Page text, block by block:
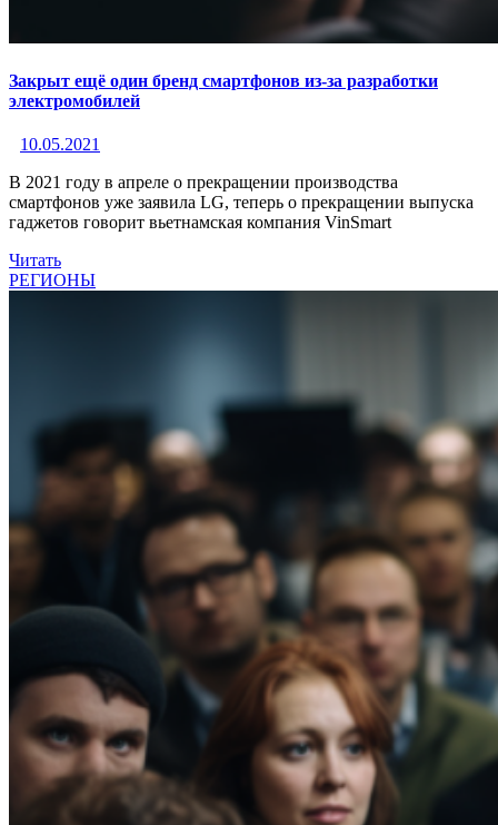
Закрыт ещё один бренд смартфонов из-за разработки
электромобилей
10.05.2021
В 2021 году в апреле о прекращении производства
смартфонов уже заявила LG, теперь о прекращении выпуска
гаджетов говорит вьетнамская компания VinSmart
Читать
РЕГИОНЫ